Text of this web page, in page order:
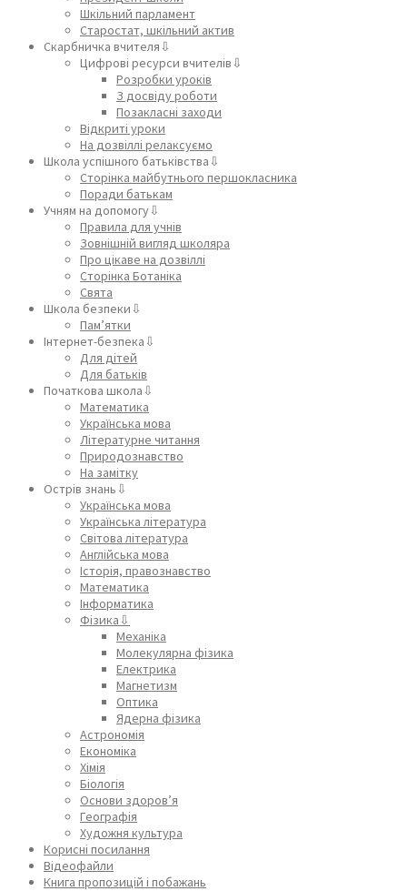
Шкільний парламент
Старостат, шкільний актив
Скарбничка вчителя⇩
Цифрові ресурси вчителів⇩
Розробки уроків
З досвіду роботи
Позакласні заходи
Відкриті уроки
На дозвіллі релаксуємо
Школа успішного батьківства⇩
Сторінка майбутнього першокласника
Поради батькам
Учням на допомогу⇩
Правила для учнів
Зовнішній вигляд школяра
Про цікаве на дозвіллі
Сторінка Ботаніка
Свята
Школа безпеки⇩
Пам’ятки
Інтернет-безпека⇩
Для дітей
Для батьків
Початкова школа⇩
Математика
Українська мова
Літературне читання
Природознавство
На замітку
Острів знань⇩
Українська мова
Українська література
Світова література
Англійська мова
Історія, правознавство
Математика
Інформатика
Фізика⇩
Механіка
Молекулярна фізика
Електрика
Магнетизм
Оптика
Ядерна фізика
Астрономія
Економіка
Хімія
Біологія
Основи здоров’я
Географія
Художня культура
Корисні посилання
Відеофайли
Книга пропозицій і побажань